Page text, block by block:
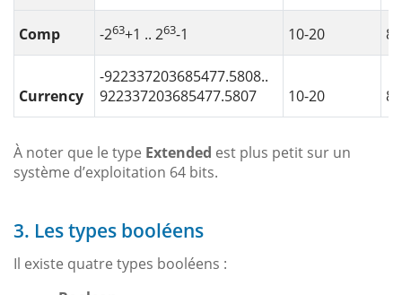
Comp -263+1 .. 263-1 10-20 8
Currency
-922337203685477.5808..
922337203685477.5807
10-20 8
À noter que le type Extended est plus petit sur un
système d’exploitation 64 bits.
3. Les types booléens
Il existe quatre types booléens :